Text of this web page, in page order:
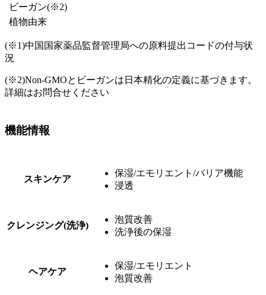
ビーガン(※2)
植物由来
(※1)中国国家薬品監督管理局への原料提出コードの付与状
況
(※2)Non-GMOとビーガンは日本精化の定義に基づきます。
詳細はお問合せください
機能情報
スキンケア
保湿/エモリエント/バリア機能
浸透
クレンジング(洗浄)
泡質改善
洗浄後の保湿
ヘアケア
保湿/エモリエント
泡質改善